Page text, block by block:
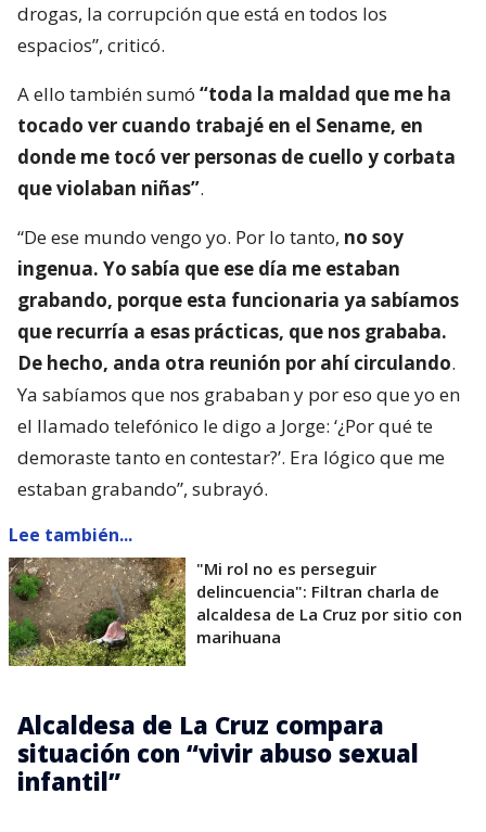
drogas, la corrupción que está en todos los
espacios”, criticó.
A ello también sumó “toda la maldad que me ha
tocado ver cuando trabajé en el Sename, en
donde me tocó ver personas de cuello y corbata
que violaban niñas”.
“De ese mundo vengo yo. Por lo tanto, no soy
ingenua. Yo sabía que ese día me estaban
grabando, porque esta funcionaria ya sabíamos
que recurría a esas prácticas, que nos grababa.
De hecho, anda otra reunión por ahí circulando.
Ya sabíamos que nos grababan y por eso que yo en
el llamado telefónico le digo a Jorge: ‘¿Por qué te
demoraste tanto en contestar?’. Era lógico que me
estaban grabando”, subrayó.
Lee también...
"Mi rol no es perseguir
delincuencia": Filtran charla de
alcaldesa de La Cruz por sitio con
marihuana
Alcaldesa de La Cruz compara
situación con “vivir abuso sexual
infantil”